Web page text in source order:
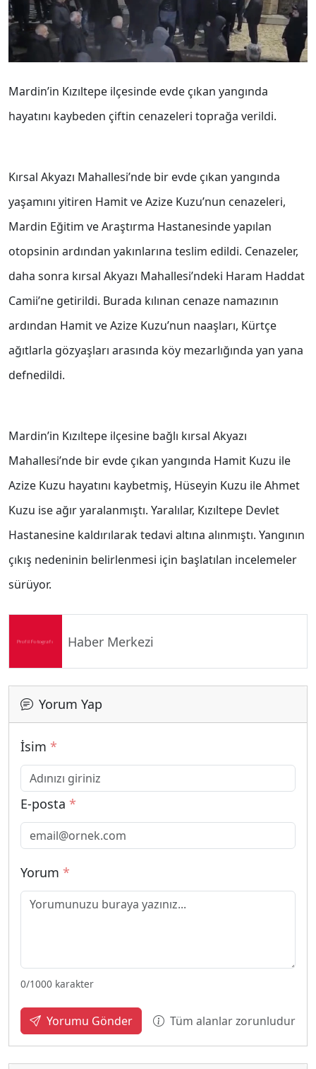
Mardin’in Kızıltepe ilçesinde evde çıkan yangında
hayatını kaybeden çiftin cenazeleri toprağa verildi.
Kırsal Akyazı Mahallesi’nde bir evde çıkan yangında
yaşamını yitiren Hamit ve Azize Kuzu’nun cenazeleri,
Mardin Eğitim ve Araştırma Hastanesinde yapılan
otopsinin ardından yakınlarına teslim edildi. Cenazeler,
daha sonra kırsal Akyazı Mahallesi’ndeki Haram Haddat
Camii’ne getirildi. Burada kılınan cenaze namazının
ardından Hamit ve Azize Kuzu’nun naaşları, Kürtçe
ağıtlarla gözyaşları arasında köy mezarlığında yan yana
defnedildi.
Mardin’in Kızıltepe ilçesine bağlı kırsal Akyazı
Mahallesi’nde bir evde çıkan yangında Hamit Kuzu ile
Azize Kuzu hayatını kaybetmiş, Hüseyin Kuzu ile Ahmet
Kuzu ise ağır yaralanmıştı. Yaralılar, Kızıltepe Devlet
Hastanesine kaldırılarak tedavi altına alınmıştı. Yangının
çıkış nedeninin belirlenmesi için başlatılan incelemeler
sürüyor.
Haber Merkezi
Yorum Yap
İsim *
E-posta *
Yorum *
0/1000 karakter
Yorumu Gönder Tüm alanlar zorunludur